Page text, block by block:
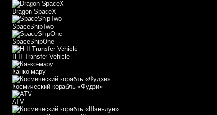
Dragon SpaceX
SpaceShipTwo
SpaceShipOne
H-II Transfer Vehicle
Канко-мару
Космический корабль «Фудзи»
АТV